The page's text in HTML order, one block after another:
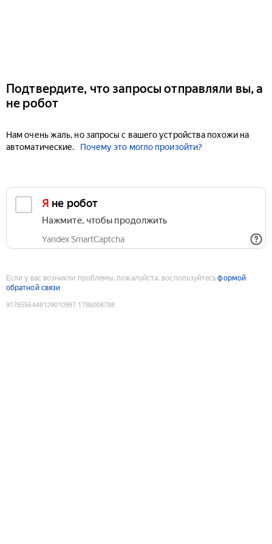
Подтвердите, что запросы отправляли вы, а
не робот
Нам очень жаль, но запросы с вашего устройства похожи на
автоматические.
Почему это могло произойти?
Я не робот
Нажмите, чтобы продолжить
Yandex SmartCaptcha
Если у вас возникли проблемы, пожалуйста, воспользуйтесьформой
обратной связи
9176556448129010997:1786008788